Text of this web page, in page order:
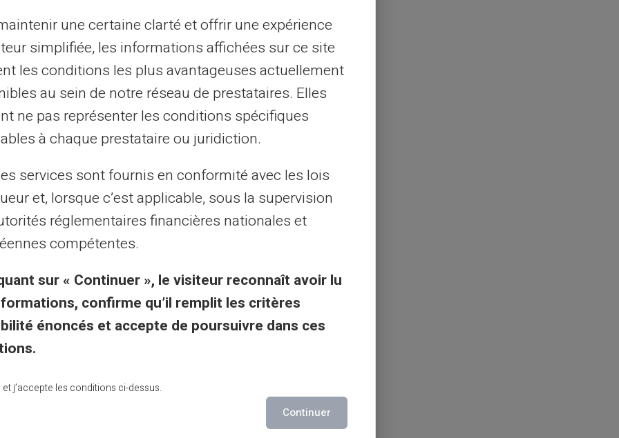
carte de paiement rechargeable
lesdépenses professionnelles
manière rapide de payer les
déplacementsans ouvrir un compte
cette carte pour centraliser leurs
des transactions. Le tout sans
accessibleavec les cartes prépayées.
peuvent profiter d’un outil pour gérer
de payer leurs
une certaine clarté et offrir une expérience
simplifiée, les informations affichées sur ce site
les conditions les plus avantageuses actuellement
au sein de notre réseau de prestataires. Elles
ne pas représenter les conditions spécifiques
à chaque prestataire ou juridiction.
services sont fournis en conformité avec les lois
et, lorsque c’est applicable, sous la supervision
réglementaires financières nationales et
compétentes.
sur « Continuer », le visiteur reconnaît avoir lu
confirme qu’il remplit les critères
énoncés et accepte de poursuivre dans ces
et j’accepte les conditions ci-dessus.
Continuer